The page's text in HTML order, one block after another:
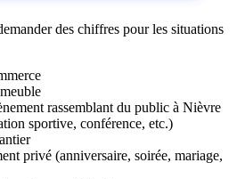
des chiffres pour les situations
rassemblant du public à Nièvre
sportive, conférence, etc.)
privé (anniversaire, soirée, mariage,